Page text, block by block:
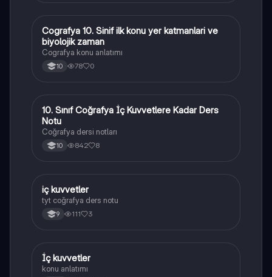
Coğrafya
Cografya 10. Sinif ilk konu yer katmanlari ve
biyolojik zaman
Cografya konu anlatımı
10 78 0
Coğrafya
10. Sınıf Coğrafya İç Kuvvetlere Kadar Ders
Notu
Coğrafya dersi notları
10 842 8
Coğrafya
iç kuvvetler
tyt coğrafya ders notu
9 111 3
Coğrafya
İç kuvvetler
konu anlatımı